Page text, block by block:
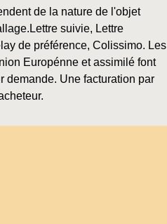
de la nature de l'objet
suivie, Lettre
de préférence, Colissimo. Les
Europénne et assimilé font
demande. Une facturation par